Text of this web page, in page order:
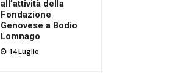
all’attività della
Fondazione
Genovese a Bodio
Lomnago
14 Luglio